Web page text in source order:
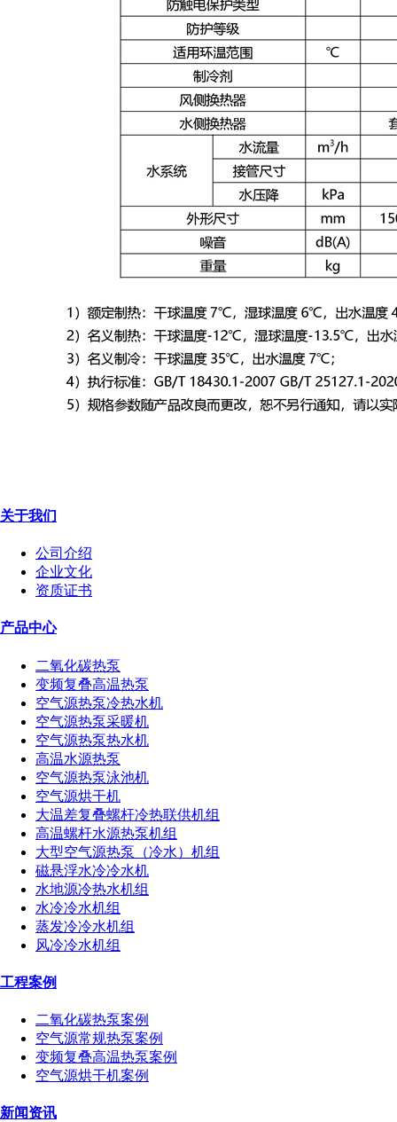
关于我们
公司介绍
企业文化
资质证书
产品中心
二氧化碳热泵
变频复叠高温热泵
空气源热泵冷热水机
空气源热泵采暖机
空气源热泵热水机
高温水源热泵
空气源热泵泳池机
空气源烘干机
大温差复叠螺杆冷热联供机组
高温螺杆水源热泵机组
大型空气源热泵（冷水）机组
磁悬浮水冷冷水机
水地源冷热水机组
水冷冷水机组
蒸发冷冷水机组
风冷冷水机组
工程案例
二氧化碳热泵案例
空气源常规热泵案例
变频复叠高温热泵案例
空气源烘干机案例
新闻资讯